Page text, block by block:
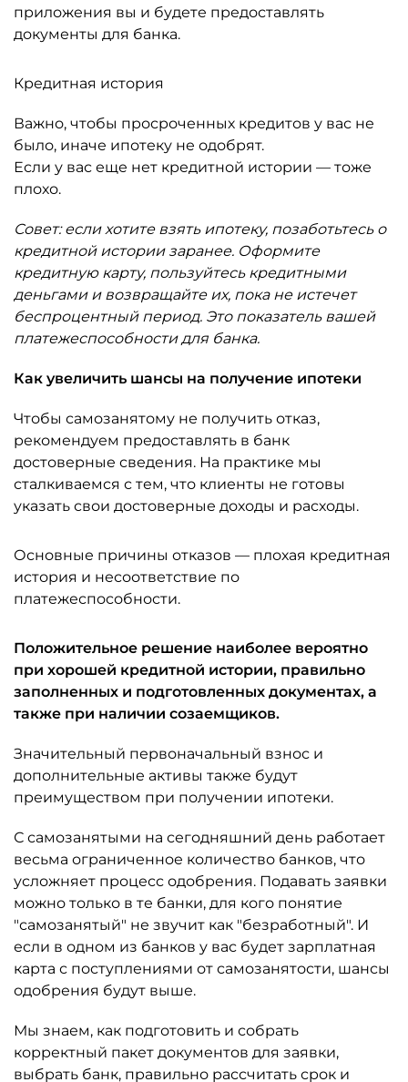
приложения вы и будете предоставлять
документы для банка.
Кредитная история
Важно, чтобы просроченных кредитов у вас не
было, иначе ипотеку не одобрят.
Если у вас еще нет кредитной истории — тоже
плохо.
Совет: если хотите взять ипотеку, позаботьтесь о
кредитной истории заранее. Оформите
кредитную карту, пользуйтесь кредитными
деньгами и возвращайте их, пока не истечет
беспроцентный период. Это показатель вашей
платежеспособности для банка.
Как увеличить шансы на получение ипотеки
Чтобы самозанятому не получить отказ,
рекомендуем предоставлять в банк
достоверные сведения. На практике мы
сталкиваемся с тем, что клиенты не готовы
указать свои достоверные доходы и расходы.
Основные причины отказов — плохая кредитная
история и несоответствие по
платежеспособности.
Положительное решение наиболее вероятно
при хорошей кредитной истории, правильно
заполненных и подготовленных документах, а
также при наличии созаемщиков.
Значительный первоначальный взнос и
дополнительные активы также будут
преимуществом при получении ипотеки.
С самозанятыми на сегодняшний день работает
весьма ограниченное количество банков, что
усложняет процесс одобрения. Подавать заявки
можно только в те банки, для кого понятие
"самозанятый" не звучит как "безработный". И
если в одном из банков у вас будет зарплатная
карта с поступлениями от самозанятости, шансы
одобрения будут выше.
Мы знаем, как подготовить и собрать
корректный пакет документов для заявки,
выбрать банк, правильно рассчитать срок и